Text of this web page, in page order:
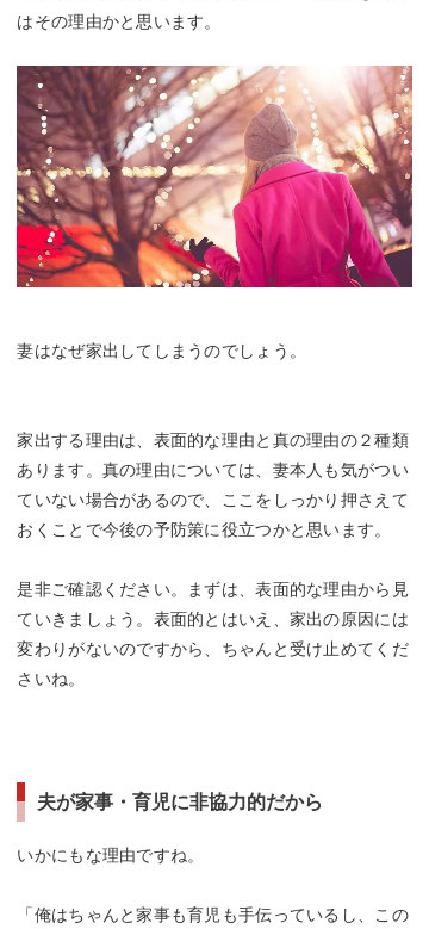
はその理由かと思います。
妻はなぜ家出してしまうのでしょう。
家出する理由は、表面的な理由と真の理由の２種類
あります。真の理由については、妻本人も気がつい
ていない場合があるので、ここをしっかり押さえて
おくことで今後の予防策に役立つかと思います。
是非ご確認ください。まずは、表面的な理由から見
ていきましょう。表面的とはいえ、家出の原因には
変わりがないのですから、ちゃんと受け止めてくだ
さいね。
夫が家事・育児に非協力的だから
いかにもな理由ですね。
「俺はちゃんと家事も育児も手伝っているし、この